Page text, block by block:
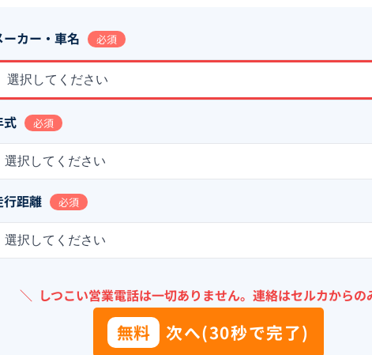
ーカー・車名 必須
選択してください
式 必須
選択してください
行距離 必須
選択してください
＼ しつこい営業電話は一切ありません。 連絡はセルカからの
無料 次へ(30秒で完了)